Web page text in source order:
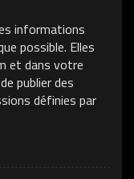
informations
possible. Elles
et dans votre
publier des
définies par